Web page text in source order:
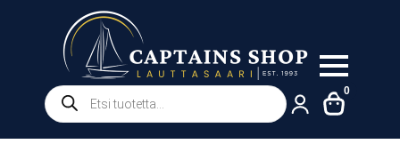
Products
search
0